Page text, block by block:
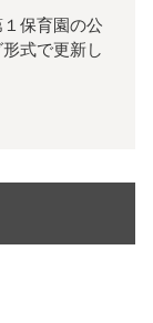
保育園の公
式で更新し